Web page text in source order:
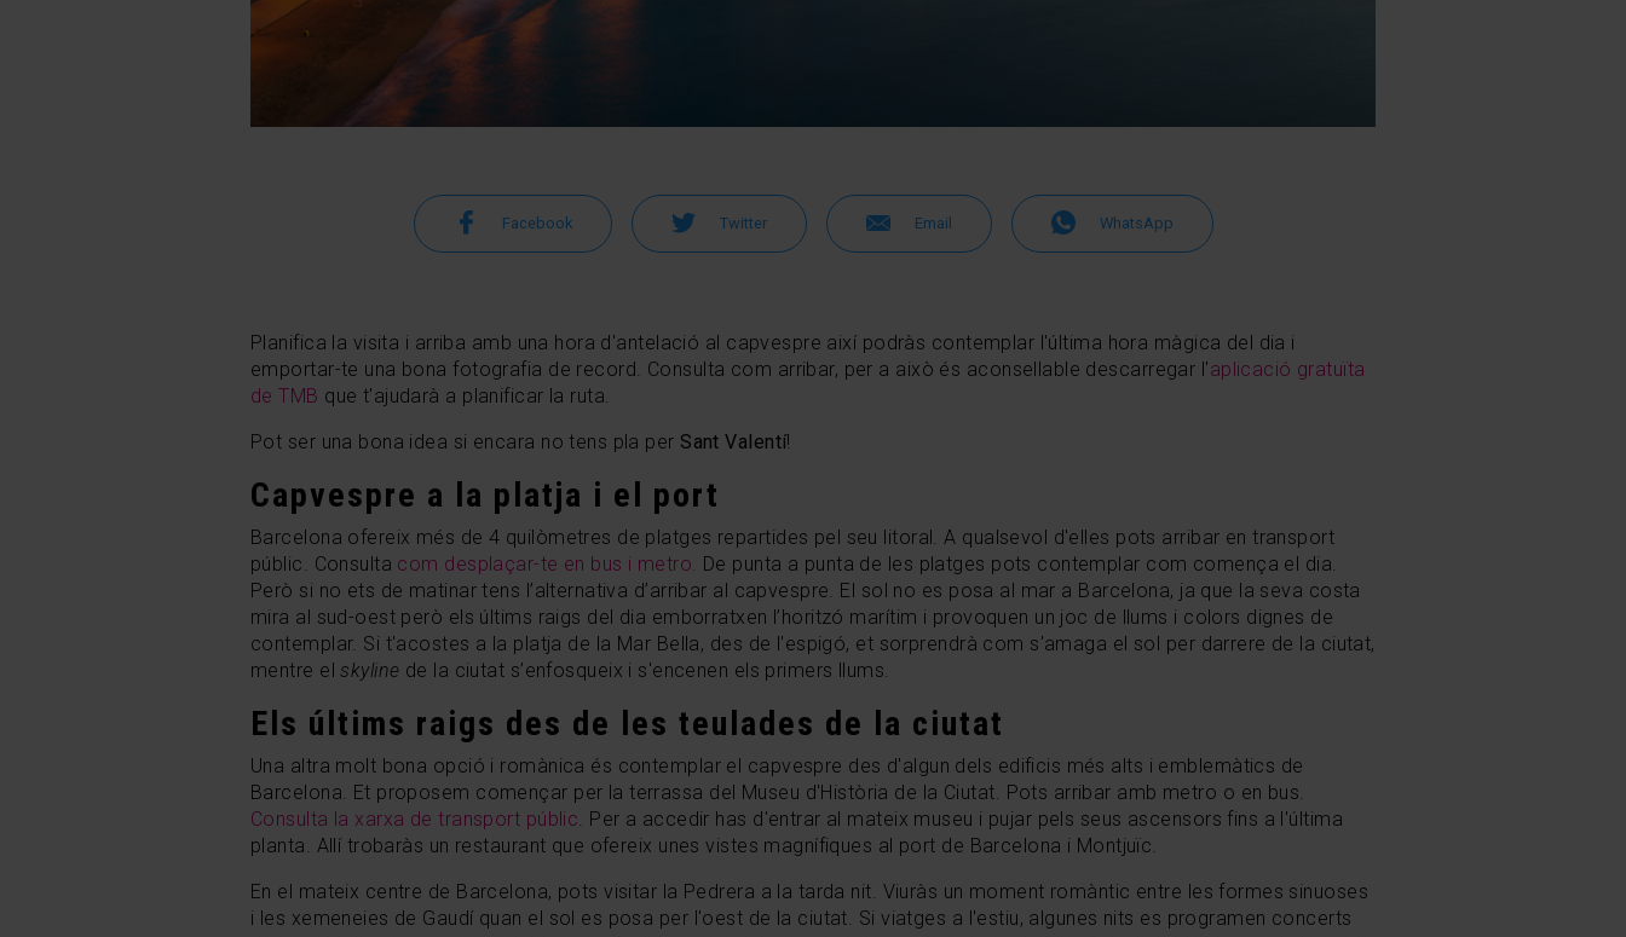
Facebook Twitter Email WhatsApp
Planifica la visita i arriba amb una hora d'antelació al capvespre així podràs contemplar l'última hora màgica del dia i
emportar-te una bona fotografia de record. Consulta com arribar, per a això és aconsellable descarregar l'aplicació gratuïta
de TMB que t'ajudarà a planificar la ruta.
Pot ser una bona idea si encara no tens pla per Sant Valentí!
Capvespre a la platja i el port
Barcelona ofereix més de 4 quilòmetres de platges repartides pel seu litoral. A qualsevol d'elles pots arribar en transport
públic. Consulta com desplaçar-te en bus i metro. De punta a punta de les platges pots contemplar com comença el dia.
Però si no ets de matinar tens l’alternativa d’arribar al capvespre. El sol no es posa al mar a Barcelona, ja que la seva costa
mira al sud-oest però els últims raigs del dia emborratxen l’horitzó marítim i provoquen un joc de llums i colors dignes de
contemplar. Si t'acostes a la platja de la Mar Bella, des de l'espigó, et sorprendrà com s'amaga el sol per darrere de la ciutat,
mentre elskyline de la ciutat s’enfosqueix i s'encenen els primers llums.
Els últims raigs des de les teulades de la ciutat
Una altra molt bona opció i romànica és contemplar el capvespre des d'algun dels edificis més alts i emblemàtics de
Barcelona. Et proposem començar per la terrassa del Museu d'Història de la Ciutat. Pots arribar amb metro o en bus.
Consulta la xarxa de transport públic. Per a accedir has d'entrar al mateix museu i pujar pels seus ascensors fins a l'última
planta. Allí trobaràs un restaurant que ofereix unes vistes magnífiques al port de Barcelona i Montjuïc.
En el mateix centre de Barcelona, pots visitar la Pedrera a la tarda nit. Viuràs un moment romàntic entre les formes sinuoses
i les xemeneies de Gaudí quan el sol es posa per l'oest de la ciutat. Si viatges a l'estiu, algunes nits es programen concerts